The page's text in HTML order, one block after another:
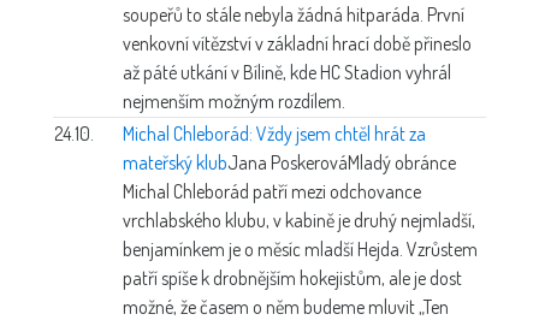
soupeřů to stále nebyla žádná hitparáda. První
venkovní vítězství v základní hrací době přineslo
až páté utkání v Bílině, kde HC Stadion vyhrál
nejmenším možným rozdílem.
24.10.
Michal Chleborád: Vždy jsem chtěl hrát za
mateřský klubJana PoskerováMladý obránce
Michal Chleborád patří mezi odchovance
vrchlabského klubu, v kabině je druhý nejmladší,
benjamínkem je o měsíc mladší Hejda. Vzrůstem
patří spíše k drobnějším hokejistům, ale je dost
možné, že časem o něm budeme mluvit „Ten